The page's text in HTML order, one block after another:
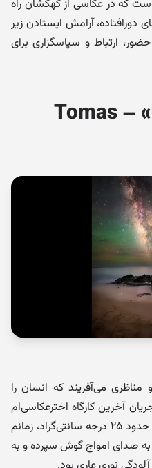
که در عکاسی از کهکشان راه
آرامش ایستادن زیر
ارتباط و سپاسگزاری برای
«اجمالی از رنگ‌ها» – Tomas
می‌آفریند که انسان را
آخرین کارگاه اخترعکاسی‌ام
در کرت ثبت کردم. با دمای دلپذیر حدود ۲۵ درجه سانتی‌گراد، زمانم
به صدای امواج گوش سپرده و به